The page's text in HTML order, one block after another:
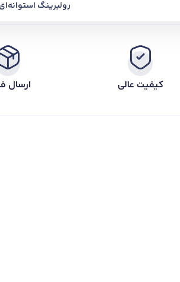
رولبرینگ استوانه‌ای SKF N 320 ECP
کیفیت عالی ارسال